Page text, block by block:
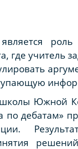
где учитель
школы Южной
по дебатам»